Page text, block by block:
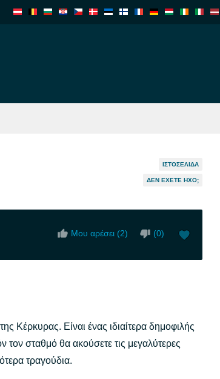
ΙΣΤΟΣΕΛΊΔΑ
ΔΕΝ ΈΧΕΤΕ ΉΧΟ;
Μου αρέσει (2) (0)
Κέρκυρας. Είναι ένας ιδιαίτερα δημοφιλής
τον σταθμό θα ακούσετε τις μεγαλύτερες
τραγούδια.